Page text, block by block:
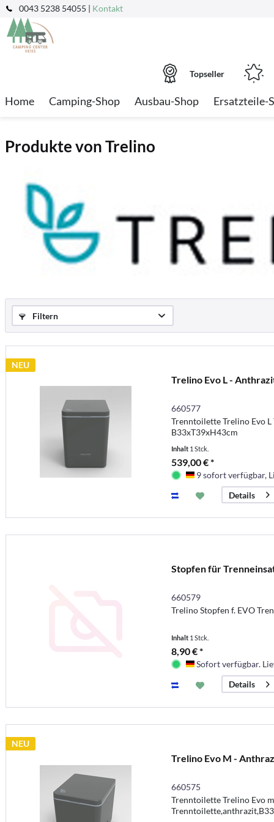
0043 5238 54055 | Kontakt
Topseller
Home Camping-Shop Ausbau-Shop Ersatzteile-
Produkte von Trelino
Filtern
NEU
Trelino Evo L -
660577
Trenntoilette Trelino Evo
B33xT39xH43cm
Inhalt 1 Stck.
539,00 € *
Deutschland
9 sofort verfügbar,
Details
Stopfen für
660579
Trelino Stopfen f. EVO
Inhalt 1 Stck.
8,90 € *
Deutschland
Sofort verfügbar.
Details
NEU
Trelino Evo M -
660575
Trenntoilette Trelino Evo m